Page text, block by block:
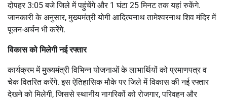
दोपहर 3:05 बजे जिले में पहुंचेंगे और 1 घंटा 25 मिनट तक यहां रुकेंगे.
जानकारी के अनुसार, मुख्यमंत्री योगी आदित्यनाथ तामेश्वरनाथ शिव मंदिर में
पूजन-अर्चन भी करेंगे.
विकास को मिलेगी नई रफ्तार
कार्यक्रम में मुख्यमंत्री विभिन्न योजनाओं के लाभार्थियों को प्रमाणपत्र व
चेक वितरित करेंगे. इस ऐतिहासिक मौके पर जिले में विकास की नई रफ्तार
देखने को मिलेगी, जिससे स्थानीय नागरिकों को रोजगार, परिवहन और